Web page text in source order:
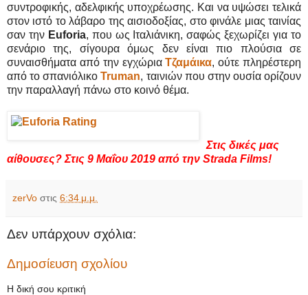
συντροφικής, αδελφικής υποχρέωσης. Και να υψώσει τελικά
στον ιστό το λάβαρο της αισιοδοξίας, στο φινάλε μιας ταινίας
σαν την Euforia, που ως Ιταλιάνικη, σαφώς ξεχωρίζει για το
σενάριο της, σίγουρα όμως δεν είναι πιο πλούσια σε
συναισθήματα από την εγχώριαΤζαμάικα, ούτε πληρέστερη
από το σπανιόλικοTruman, ταινιών που στην ουσία ορίζουν
την παραλλαγή πάνω στο κοινό θέμα.
Στις δικές μας
αίθουσες? Στις 9 Μαΐου 2019 από την Strada Films!
zerVo στις 6:34 μ.μ.
Δεν υπάρχουν σχόλια:
Δημοσίευση σχολίου
Η δική σου κριτική